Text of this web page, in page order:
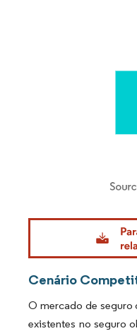
Imagem © Mordor
Cenário
O mercado de seguro
existentes no seguro